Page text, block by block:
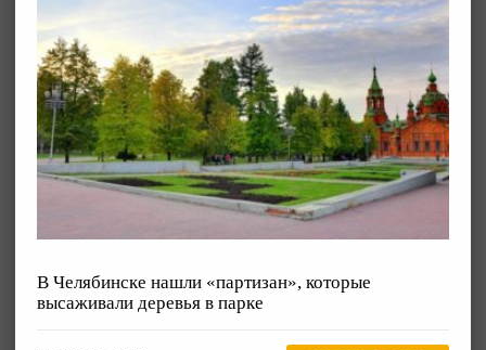
В Челябинске нашли «партизан», которые
высаживали деревья в парке